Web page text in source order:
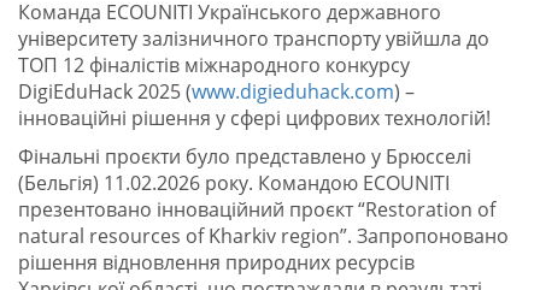
Команда ECOUNITI Українського державного
університету залізничного транспорту увійшла до
ТОП 12 фіналістів міжнародного конкурсу
DigiEduHack 2025 (www.digieduhack.com) –
інноваційні рішення у сфері цифрових технологій!
Фінальні проєкти було представлено у Брюсселі
(Бельгія) 11.02.2026 року. Командою ECOUNITI
презентовано інноваційний проєкт “Restoration of
natural resources of Kharkiv region”. Запропоновано
рішення відновлення природних ресурсів